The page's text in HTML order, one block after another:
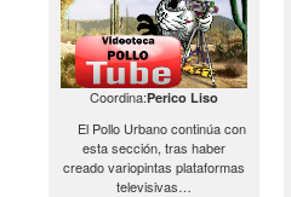
Coordina:Perico Liso
El Pollo Urbano continúa con
esta sección, tras haber
creado variopintas plataformas
televisivas…